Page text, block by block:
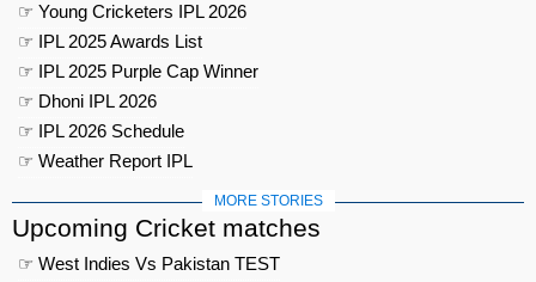
☞ Young Cricketers IPL 2026
☞ IPL 2025 Awards List
☞ IPL 2025 Purple Cap Winner
☞ Dhoni IPL 2026
☞ IPL 2026 Schedule
☞ Weather Report IPL
MORE STORIES
Upcoming Cricket matches
☞ West Indies Vs Pakistan TEST